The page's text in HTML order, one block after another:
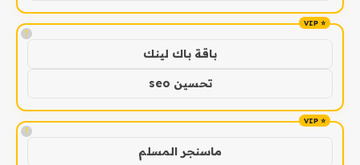
!
باقة باك لينك
تحسين seo
!
ماسنجر المسلم